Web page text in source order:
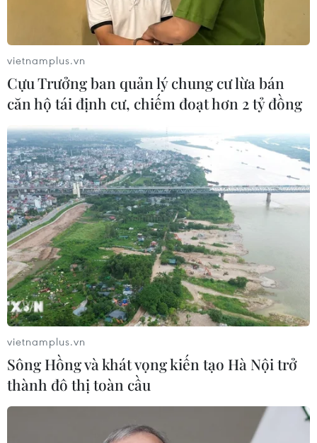
vietnamplus.vn
Cựu Trưởng ban quản lý chung cư lừa bán
căn hộ tái định cư, chiếm đoạt hơn 2 tỷ đồng
vietnamplus.vn
Sông Hồng và khát vọng kiến tạo Hà Nội trở
thành đô thị toàn cầu